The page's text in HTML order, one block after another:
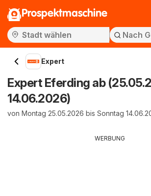
Prospektmaschine
Expert
Expert Eferding ab
14.06.2026)
von Montag 25.05.2026 bis Sonntag
WERBUNG